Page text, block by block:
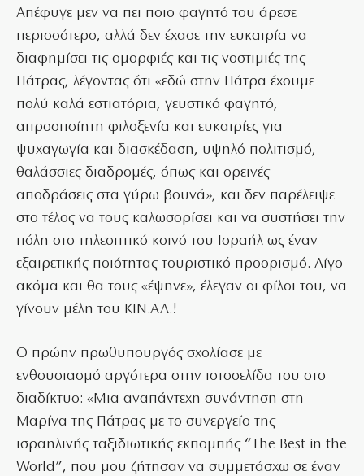
Απέφυγε μεν να πει ποιο φαγητό του άρεσε
περισσότερο, αλλά δεν έχασε την ευκαιρία να
διαφημίσει τις ομορφιές και τις νοστιμιές της
Πάτρας, λέγοντας ότι «εδώ στην Πάτρα έχουμε
πολύ καλά εστιατόρια, γευστικό φαγητό,
απροσποίητη φιλοξενία και ευκαιρίες για
ψυχαγωγία και διασκέδαση, υψηλό πολιτισμό,
θαλάσσιες διαδρομές, όπως και ορεινές
αποδράσεις στα γύρω βουνά», και δεν παρέλειψε
στο τέλος να τους καλωσορίσει και να συστήσει την
πόλη στο τηλεοπτικό κοινό του Ισραήλ ως έναν
εξαιρετικής ποιότητας τουριστικό προορισμό. Λίγο
ακόμα και θα τους «έψηνε», έλεγαν οι φίλοι του, να
γίνουν μέλη του ΚΙΝ.ΑΛ.!
Ο πρώην πρωθυπουργός σχολίασε με
ενθουσιασμό αργότερα στην ιστοσελίδα του στο
διαδίκτυο: «Μια αναπάντεχη συνάντηση στη
Μαρίνα της Πάτρας με το συνεργείο της
ισραηλινής ταξιδιωτικής εκπομπής “The Best in the
World”, που μου ζήτησαν να συμμετάσχω σε έναν